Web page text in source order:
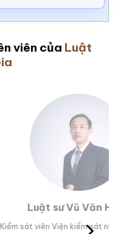
viên của Luật
Huân
nhân dân tỉnh Phú Yên.